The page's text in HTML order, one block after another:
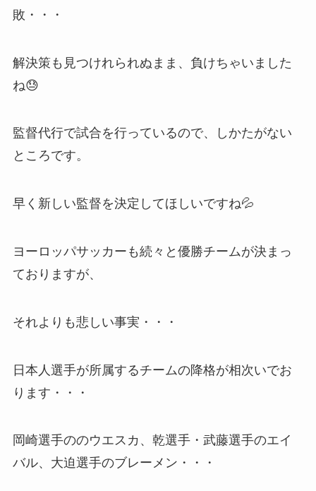
敗・・・
解決策も見つけれられぬまま、負けちゃいました
ね😓
監督代行で試合を行っているので、しかたがない
ところです。
早く新しい監督を決定してほしいですね💦
ヨーロッパサッカーも続々と優勝チームが決まっ
ておりますが、
それよりも悲しい事実・・・
日本人選手が所属するチームの降格が相次いでお
ります・・・
岡崎選手ののウエスカ、乾選手・武藤選手のエイ
バル、大迫選手のブレーメン・・・